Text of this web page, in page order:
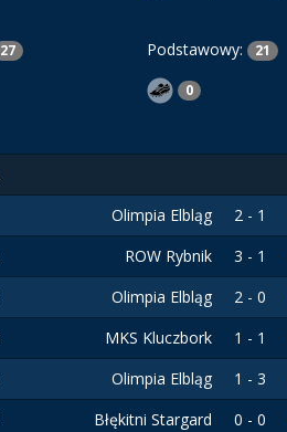
27 Podstawowy: 21
0
Olimpia Elbląg 2 - 1
ROW Rybnik 3 - 1
Olimpia Elbląg 2 - 0
MKS Kluczbork 1 - 1
Olimpia Elbląg 1 - 3
Błękitni Stargard 0 - 0